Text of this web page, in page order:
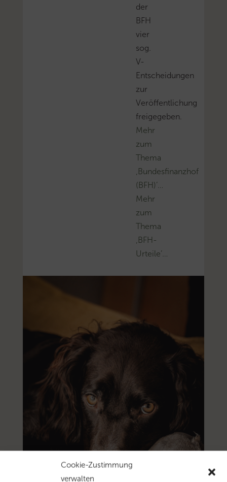
Cookie-Zustimmung
verwalten
der
BFH
vier
sog.
V-
Entscheidungen
zur
Veröffentlichung
freigegeben.
Mehr
zum
Thema
‚Bundesfinanzhof
(BFH)’…
Mehr
zum
Thema
‚BFH-
Urteile’…